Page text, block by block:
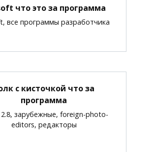
что это за программа
все программы разработчика
с кисточкой что за
программа
зарубежные, foreign-photo-
editors, редакторы